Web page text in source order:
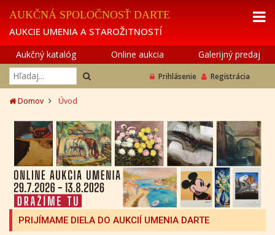
AUKČNÁ SPOLOČNOSŤ DARTE
AUKCIE UMENIA A STAROŽITNOSTÍ
Aukčný katalóg Online aukcia Galerijný predaj
Prihlásenie Registrácia
Domov Úvod
PRIJÍMAME DIELA DO AUKCIÍ UMENIA DARTE